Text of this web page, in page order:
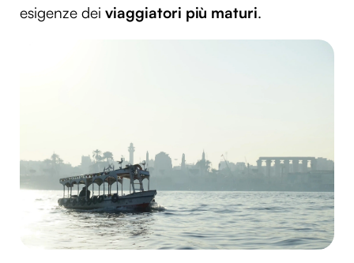
esigenze dei viaggiatori più maturi.